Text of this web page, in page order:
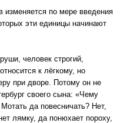
изменяется по мере введения
эти единицы начинают
человек строгий,
к лёгкому, но
при дворе. Потому он не
своего сына: «Чему
да повесничать? Нет,
лямку, да понюхает пороху,